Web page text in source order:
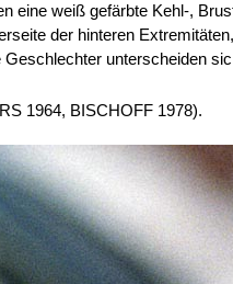
eine weiß gefärbte Kehl-,
der hinteren
unterscheiden
1964, BISCHOFF 1978).